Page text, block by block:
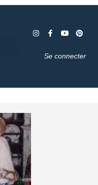
Se connecter